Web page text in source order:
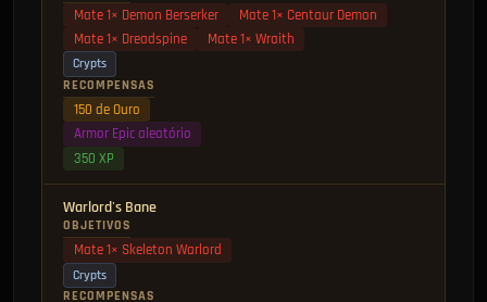
Mate 1× Demon Berserker
Mate 1× Centaur Demon
Mate 1× Dreadspine
Mate 1× Wraith
Crypts
RECOMPENSAS
150 de Ouro
Armor Epic aleatório
350 XP
Warlord's Bane
OBJETIVOS
Mate 1× Skeleton Warlord
Crypts
RECOMPENSAS